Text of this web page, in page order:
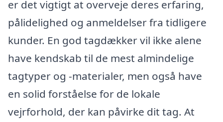
er det vigtigt at overveje deres erfaring,
pålidelighed og anmeldelser fra tidligere
kunder. En god tagdækker vil ikke alene
have kendskab til de mest almindelige
tagtyper og -materialer, men også have
en solid forståelse for de lokale
vejrforhold, der kan påvirke dit tag. At